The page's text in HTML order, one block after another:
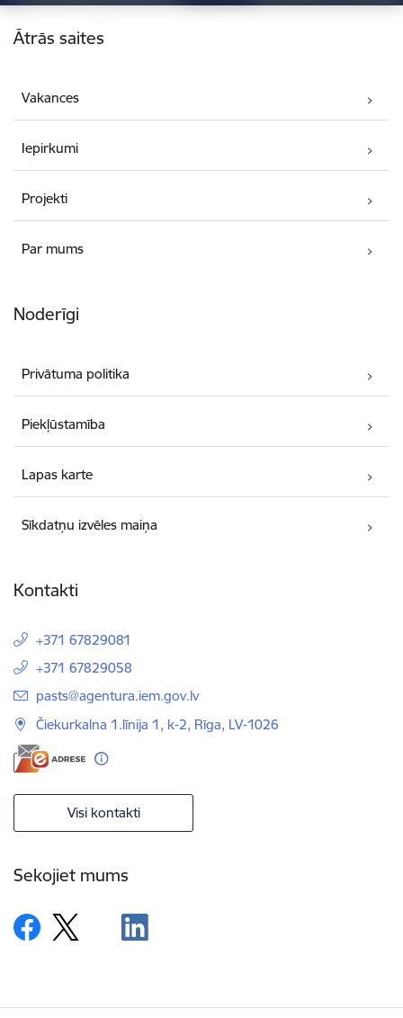
Kājene
Ātrās saites
Vakances
Iepirkumi
Projekti
Par mums
Noderīgi
Privātuma politika
Piekļūstamība
Lapas karte
Sīkdatņu izvēles maiņa
Kontakti
+371 67829081
+371 67829058
E-pasts:
pasts@agentura.iem.gov.lv
Čiekurkalna 1.līnija 1, k-2, Rīga, LV-1026
Visi kontakti
Sekojiet mums